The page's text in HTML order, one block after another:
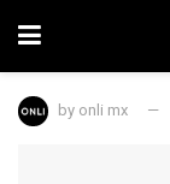
by onli mx